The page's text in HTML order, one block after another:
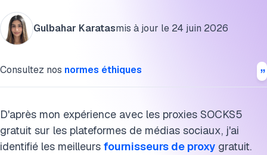
Gulbahar Karatasmis à jour le 24 juin 2026
Consultez nos normes éthiques
D'après mon expérience avec les proxies SOCKS5
gratuit sur les plateformes de médias sociaux, j'ai
identifié les meilleurs fournisseurs de proxy gratuit.
Utiliser des vérificateurs de proxy en ligne pour tester les
proxies
Sources d'IPs de proxy SOCKS5 gratuit
Citer cette recherche